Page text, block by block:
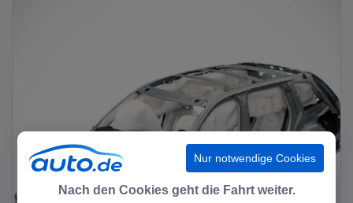
Nur notwendige Cookies
Nach den Cookies geht die Fahrt weiter.